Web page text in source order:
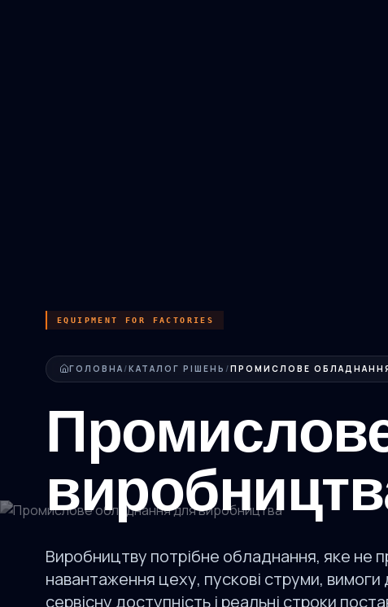
EQUIPMENT FOR FACTORIES
ГОЛОВНА /КАТАЛОГ РІШЕНЬ /
Виробництву потрібне обладнання, яке не
навантаження цеху, пускові струми,
сервісну доступність і реальні строки